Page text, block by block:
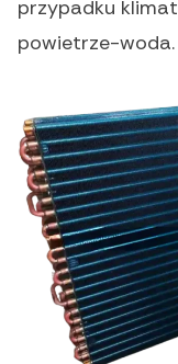
przypadku
powietrze-woda.